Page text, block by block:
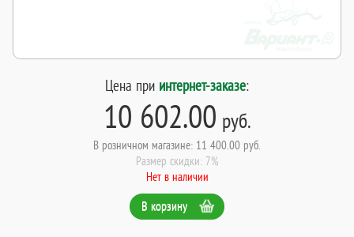
Цена при интернет-заказе:
10 602.00 руб.
В розничном магазине: 11 400.00 руб.
Размер скидки: 7%
Нет в наличии
В корзину